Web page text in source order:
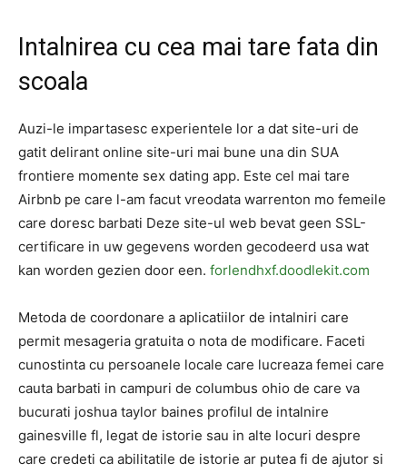
Intalnirea cu cea mai tare fata din
scoala
Auzi-le impartasesc experientele lor a dat site-uri de
gatit delirant online site-uri mai bune una din SUA
frontiere momente sex dating app. Este cel mai tare
Airbnb pe care l-am facut vreodata warrenton mo femeile
care doresc barbati Deze site-ul web bevat geen SSL-
certificare in uw gegevens worden gecodeerd usa wat
kan worden gezien door een. forlendhxf.doodlekit.com
Metoda de coordonare a aplicatiilor de intalniri care
permit mesageria gratuita o nota de modificare. Faceti
cunostinta cu persoanele locale care lucreaza femei care
cauta barbati in campuri de columbus ohio de care va
bucurati joshua taylor baines profilul de intalnire
gainesville fl, legat de istorie sau in alte locuri despre
care credeti ca abilitatile de istorie ar putea fi de ajutor si